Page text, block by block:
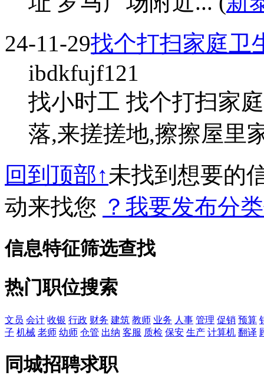
24-11-29找个打扫家庭卫
ibdkfujf121
找小时工 找个打扫家
落,来搓搓地,擦擦屋里
回到顶部↑未找到想要的
动来找您 ？我要发布分
信息特征筛选查找
热门职位搜索
文员 会计 收银 行政 财务 建筑 教师 业务 人事 管理 促销 预算
子 机械 老师 幼师 仓管 出纳 客服 质检 保安 生产 计算机 翻译
同城招聘求职